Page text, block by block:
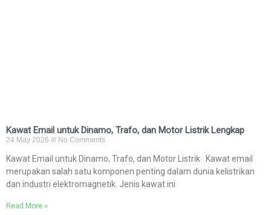
Kawat Email untuk Dinamo, Trafo, dan Motor Listrik Lengkap
24 May 2026 No Comments
Kawat Email untuk Dinamo, Trafo, dan Motor Listrik Kawat email
merupakan salah satu komponen penting dalam dunia kelistrikan
dan industri elektromagnetik. Jenis kawat ini
Read More »